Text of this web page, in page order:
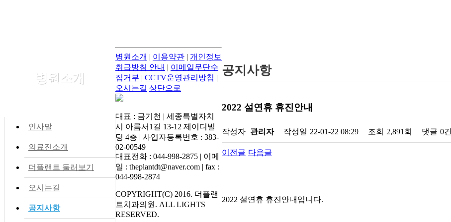
병원소개
인사말
의료진소개
더플랜트 둘러보기
오시는길
공지사항
공지사항
2022 설연휴 휴진안내
작성자 관리자 작성일 22-01-22 08:29 조회 2,891회 댓글 0건
이전글 다음글
2022 설연휴 휴진안내입니다.
병원소개 | 이용약관 | 개인정보
취급방침 안내 | 이메일무단수
집거부 | CCTV운영관리방침 |
오시는길 상단으로
대표 : 금기천 | 세종특별자치
시 아름서1길 13-12 제이디빌
딩 4층 | 사업자등록번호 : 383-
02-00549
대표전화 : 044-998-2875 | 이메
일 : theplantdt@naver.com | fax :
044-998-2874
COPYRIGHT(C) 2016. 더플랜
트치과의원. ALL LIGHTS
RESERVED.